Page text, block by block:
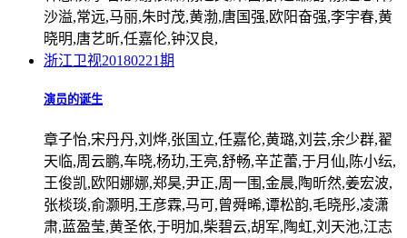
沙溢,常远,马丽,朱时茂,黄渤,唐国强,欧阳奋强,李宇春,黄
晓明,唐艺昕,任嘉伦,钟汉良,
浙江卫视20180221期
演员的诞生
章子怡,宋丹丹,刘烨,张国立,任嘉伦,黄璐,刘芸,余少群,翟
天临,周云鹏,车晓,杨玏,王亮,舒畅,辛芷蕾,于月仙,陈小纭,
王俊凯,欧阳娜娜,郑昊,尹正,周一围,金晨,陶昕然,姜宏波,
张棪琰,俞灏明,王彦霖,马可,曾舜晞,谭松韵,毛晓彤,凌潇
肃,蓝盈莹,黄圣依,于明加,柴碧云,胡军,陶虹,刘天池,江志